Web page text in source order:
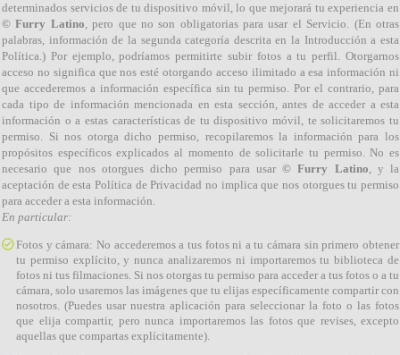
determinados servicios de tu dispositivo móvil, lo que mejorará tu experiencia en
© Furry Latino, pero que no son obligatorias para usar el Servicio. (En otras
palabras, información de la segunda categoría descrita en la Introducción a esta
Política.) Por ejemplo, podríamos permitirte subir fotos a tu perfil. Otorgarnos
acceso no significa que nos esté otorgando acceso ilimitado a esa información ni
que accederemos a información específica sin tu permiso. Por el contrario, para
cada tipo de información mencionada en esta sección, antes de acceder a esta
información o a estas características de tu dispositivo móvil, te solicitaremos tu
permiso. Si nos otorga dicho permiso, recopilaremos la información para los
propósitos específicos explicados al momento de solicitarle tu permiso. No es
necesario que nos otorgues dicho permiso para usar © Furry Latino, y la
aceptación de esta Política de Privacidad no implica que nos otorgues tu permiso
para acceder a esta información.
En particular:
Fotos y cámara: No accederemos a tus fotos ni a tu cámara sin primero obtener
tu permiso explícito, y nunca analizaremos ni importaremos tu biblioteca de
fotos ni tus filmaciones. Si nos otorgas tu permiso para acceder a tus fotos o a tu
cámara, solo usaremos las imágenes que tu elijas específicamente compartir con
nosotros. (Puedes usar nuestra aplicación para seleccionar la foto o las fotos
que elija compartir, pero nunca importaremos las fotos que revises, excepto
aquellas que compartas explícitamente).